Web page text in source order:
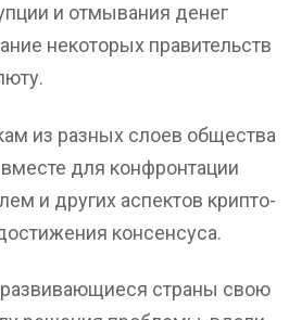
и отмывания денег
некоторых правительств
из разных слоев общества
для конфронтации
и других аспектов крипто-
консенсуса.
развивающиеся страны свою